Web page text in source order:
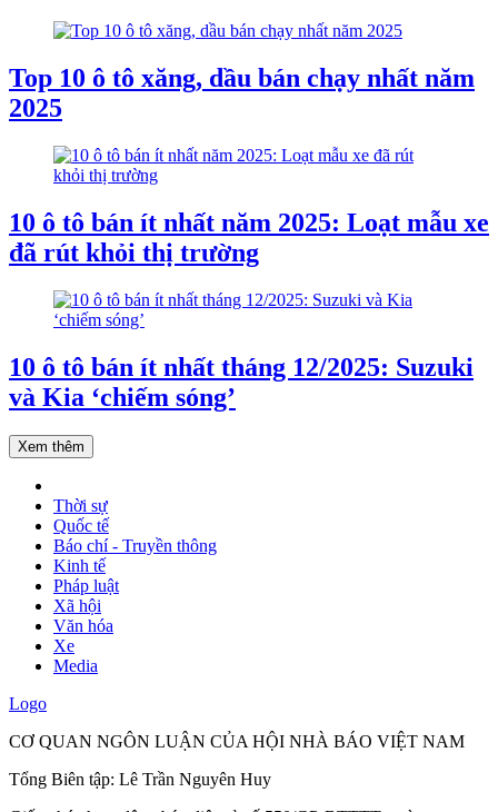
Top 10 ô tô xăng, dầu bán chạy nhất năm
2025
10 ô tô bán ít nhất năm 2025: Loạt mẫu xe
đã rút khỏi thị trường
10 ô tô bán ít nhất tháng 12/2025: Suzuki
và Kia ‘chiếm sóng’
Xem thêm
Thời sự
Quốc tế
Báo chí - Truyền thông
Kinh tế
Pháp luật
Xã hội
Văn hóa
Xe
Media
Logo
CƠ QUAN NGÔN LUẬN CỦA HỘI NHÀ BÁO VIỆT NAM
Tổng Biên tập: Lê Trần Nguyên Huy